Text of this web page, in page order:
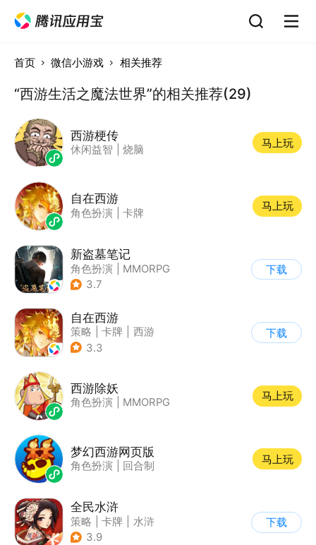
首页 微信小游戏 相关推荐
“西游生活之魔法世界”的相关推荐(29)
西游梗传
休闲益智 烧脑
马上玩
自在西游
角色扮演 卡牌
马上玩
新盗墓笔记
角色扮演
MMORPG
| 冒险
3.7
下载
自在西游
策略 卡牌
西游
| 中国风
3.3
下载
西游除妖
角色扮演 MMORPG
马上玩
梦幻西游网页版
角色扮演 回合制
马上玩
全民水浒
策略 卡牌
水浒
| 中国风
3.9
下载